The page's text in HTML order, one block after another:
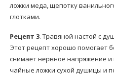
ложки меда, щепотку
глотками.
Рецепт 3. Травяной настой с
Этот рецепт хорошо помогает
снимает нервное напряжение
чайные ложки сухой душицы и